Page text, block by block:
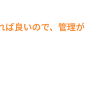
ば良いので、管理が